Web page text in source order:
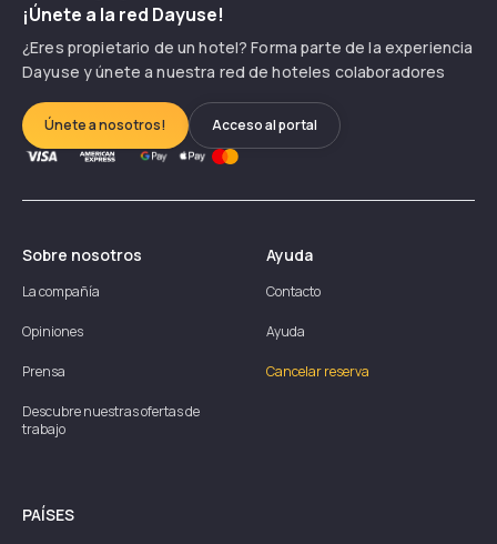
¡Únete a la red Dayuse!
¿Eres propietario de un hotel? Forma parte de la experiencia
Dayuse y únete a nuestra red de hoteles colaboradores
Únete a nosotros! Acceso al portal
Sobre nosotros
La compañía
Opiniones
Prensa
Descubre nuestras ofertas de
trabajo
Ayuda
Contacto
Ayuda
Cancelar reserva
PAÍSES